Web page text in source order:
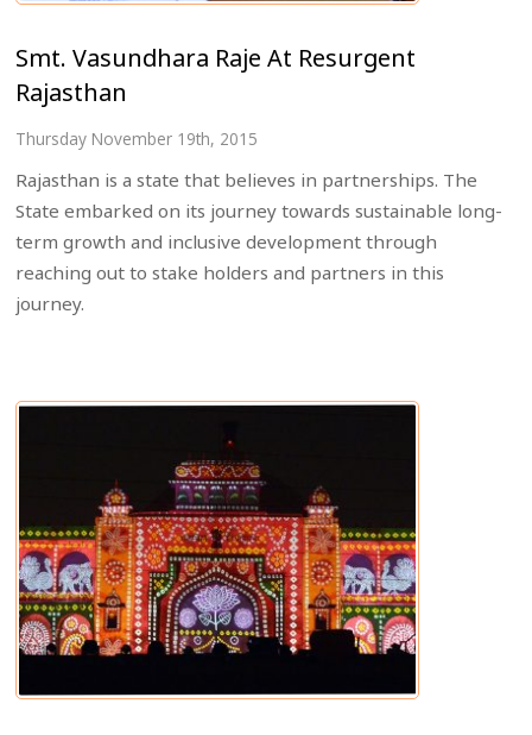
Smt. Vasundhara Raje At Resurgent
Rajasthan
Thursday November 19th, 2015
Rajasthan is a state that believes in partnerships. The
State embarked on its journey towards sustainable long-
term growth and inclusive development through
reaching out to stake holders and partners in this
journey.